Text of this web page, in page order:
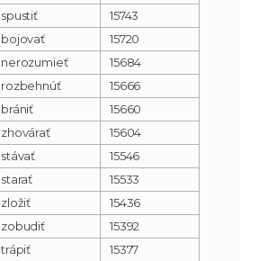
spustiť
15743
bojovať
15720
nerozumieť
15684
rozbehnúť
15666
brániť
15660
zhovárať
15604
stávať
15546
starať
15533
zložiť
15436
zobudiť
15392
trápiť
15377